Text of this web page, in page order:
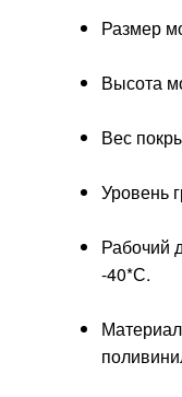
Размер
Высота
Вес
Уровень
Рабочий
-40*С.